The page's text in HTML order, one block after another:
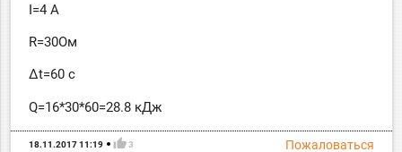
I=4 A
R=30Ом
Δt=60 c
Q=16*30*60=28.8 кДж
Пожаловаться
18.11.2017 11:19 thumb_up 3